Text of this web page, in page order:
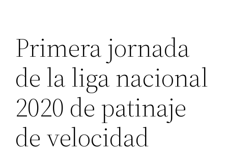
Primera jornada
de la liga nacional
2020 de patinaje
de velocidad